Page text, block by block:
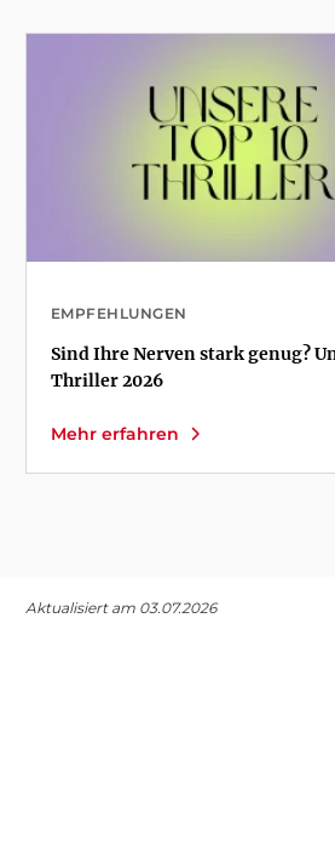
EMPFEHLUNGEN
Sind Ihre Nerven stark genug?
Thriller 2026
Mehr erfahren
Aktualisiert am 03.07.2026